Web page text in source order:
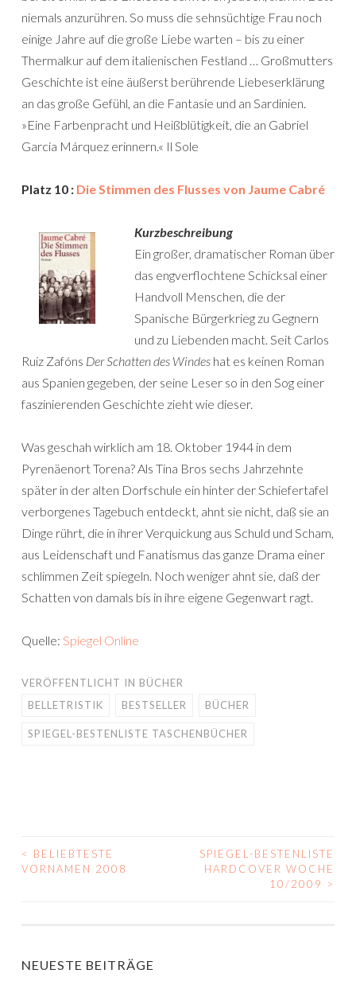
niemals anzurühren. So muss die sehnsüchtige Frau noch
einige Jahre auf die große Liebe warten – bis zu einer
Thermalkur auf dem italienischen Festland … Großmutters
Geschichte ist eine äußerst berührende Liebeserklärung
an das große Gefühl, an die Fantasie und an Sardinien.
»Eine Farbenpracht und Heißblütigkeit, die an Gabriel
García Márquez erinnern.« Il Sole
Platz 10 : Die Stimmen des Flusses von Jaume Cabré
Kurzbeschreibung
Ein großer, dramatischer Roman über
das engverflochtene Schicksal einer
Handvoll Menschen, die der
Spanische Bürgerkrieg zu Gegnern
und zu Liebenden macht. Seit Carlos
Ruiz Zafóns Der Schatten des Windes hat es keinen Roman
aus Spanien gegeben, der seine Leser so in den Sog einer
faszinierenden Geschichte zieht wie dieser.
Was geschah wirklich am 18. Oktober 1944 in dem
Pyrenäenort Torena? Als Tina Bros sechs Jahrzehnte
später in der alten Dorfschule ein hinter der Schiefertafel
verborgenes Tagebuch entdeckt, ahnt sie nicht, daß sie an
Dinge rührt, die in ihrer Verquickung aus Schuld und Scham,
aus Leidenschaft und Fanatismus das ganze Drama einer
schlimmen Zeit spiegeln. Noch weniger ahnt sie, daß der
Schatten von damals bis in ihre eigene Gegenwart ragt.
Quelle: Spiegel Online
VERÖFFENTLICHT IN BÜCHER
BELLETRISTIK
BESTSELLER BÜCHER
SPIEGEL-BESTENLISTE TASCHENBÜCHER
BEITRAGS-
<
BELIEBTESTE
VORNAMEN 2008
SPIEGEL-BESTENLISTE
HARDCOVER WOCHE
10/2009
>
NEUESTE BEITRÄGE